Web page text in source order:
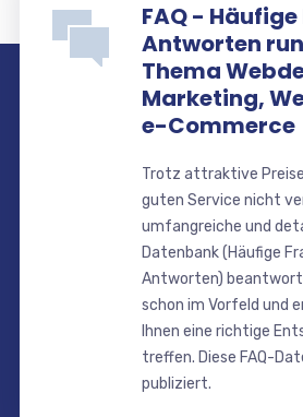
FAQ -
Antworten
Thema
Marketing,
e-Commerce
Trotz attraktive
guten Service nicht
umfangreiche und
Datenbank (Häufige
Antworten)
schon im Vorfeld und
Ihnen eine richtige
treffen. Diese FAQ-
publiziert.